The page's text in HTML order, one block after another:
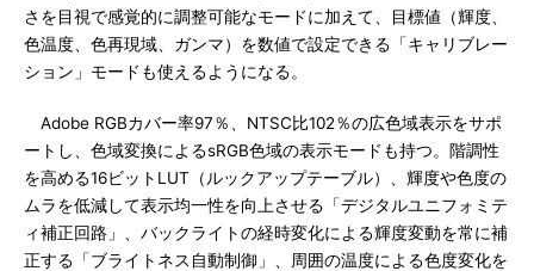
さを目視で感覚的に調整可能なモードに加えて、目標値（輝度、
色温度、色再現域、ガンマ）を数値で設定できる「キャリブレー
ション」モードも使えるようになる。
Adobe RGBカバー率97％、NTSC比102％の広色域表示をサポ
ートし、色域変換によるsRGB色域の表示モードも持つ。階調性
を高める16ビットLUT（ルックアップテーブル）、輝度や色度の
ムラを低減して表示均一性を向上させる「デジタルユニフォミテ
ィ補正回路」、バックライトの経時変化による輝度変動を常に補
正する「ブライトネス自動制御」、周囲の温度による色度変化を